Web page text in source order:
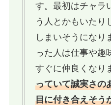
す。最初はチャラ
う人とかもいたり
しまいそうになり
った人は仕事や趣
すぐに仲良くなり
っていて誠実さの
目に付き合えそう